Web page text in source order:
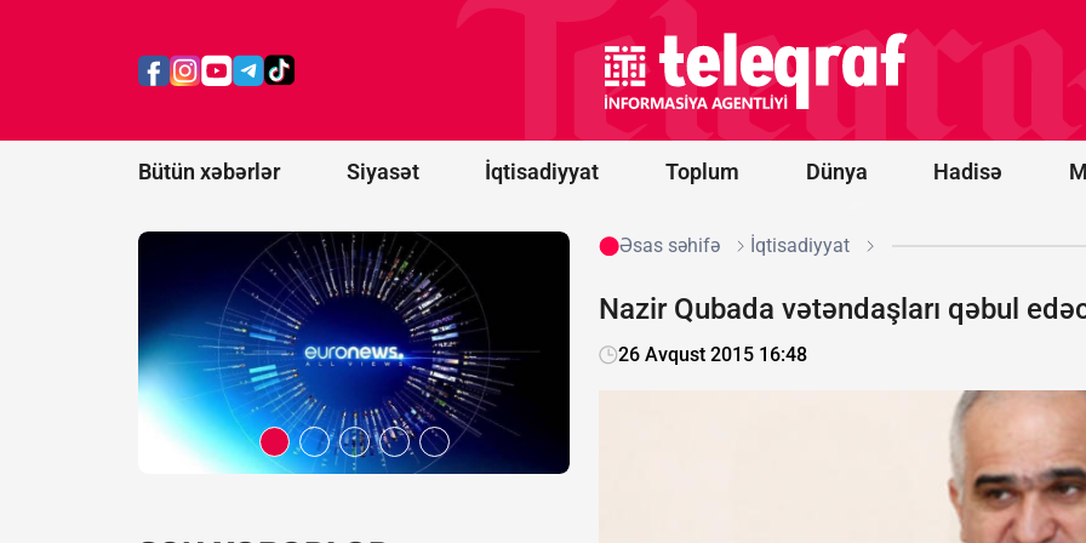
Bütün xəbərlər Siyasət İqtisadiyyat Toplum Dünya Hadisə
ekstremist
əlavə etdi
“Qarabağ”
oyununun
start
heyətləri
Əsas səhifə İqtisadiyyat
Nazir Qubada vətəndaşları qəbul
26 Avqust 2015 16:48